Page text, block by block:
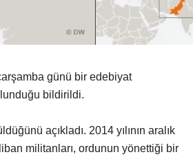
günü bir edebiyat
bildirildi.
açıkladı. 2014 yılının aralık
militanları, ordunun yönettiği bir